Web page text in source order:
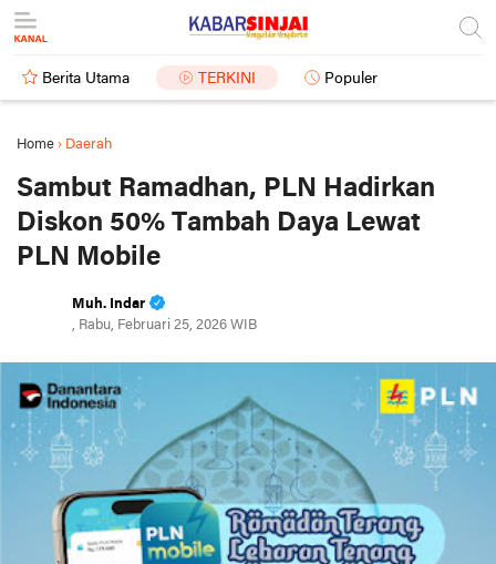
Berita Utama TERKINI Populer
Home › Daerah
Sambut Ramadhan, PLN Hadirkan
Diskon 50% Tambah Daya Lewat
PLN Mobile
Muh. Indar
, Rabu, Februari 25, 2026 WIB